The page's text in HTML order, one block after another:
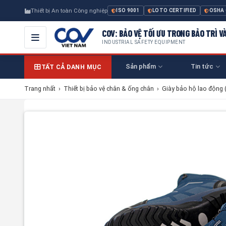
Thiết bị An toàn Công nghiệp ISO 9001 LOTO CERTIFIED OSHA
COV: BẢO VỆ TỐI ƯU TRONG BẢO TRÌ
INDUSTRIAL SAFETY EQUIPMENT
TẤT CẢ DANH MỤC Sản phẩm Tin tức
Trang nhất › Thiết bị bảo vệ chân & ống chân › Giày bảo hộ lao động